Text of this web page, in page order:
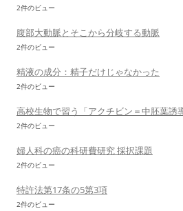
2件のビュー
腹部大動脈とそこから分岐する動脈
2件のビュー
精液の成分：精子だけじゃなかった
2件のビュー
高校生物で習う「アクチビン＝中胚葉誘
2件のビュー
婦人科の癌の科研費研究 採択課題
2件のビュー
特許法第17条の5第3項
2件のビュー